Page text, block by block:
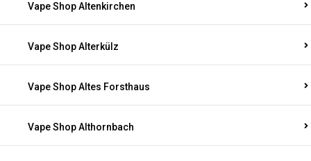
Vape Shop Altenkirchen
Vape Shop Alterkülz
Vape Shop Altes Forsthaus
Vape Shop Althornbach